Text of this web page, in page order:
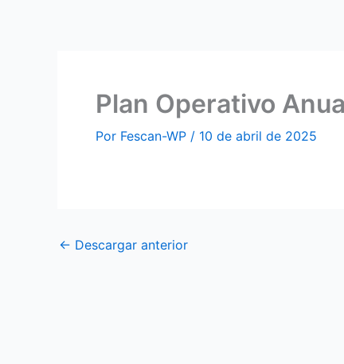
Plan Operativo
Por Fescan-WP / 10 de abril de 2025
← Descargar anterior